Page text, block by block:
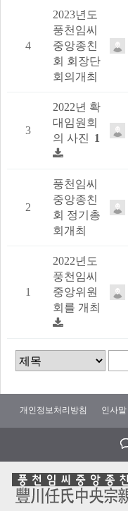
4
2023년도
풍천임씨
중앙종친
회 회장단
회의개최
3
2022년 확
대임원회
의 사진
댓
1 개
2
풍천임씨
중앙종친
회 정기총
회개최
1
2022년도
풍천임씨
중앙위원
회를 개최
검
색
색
수
개인정보처리방침 인사말